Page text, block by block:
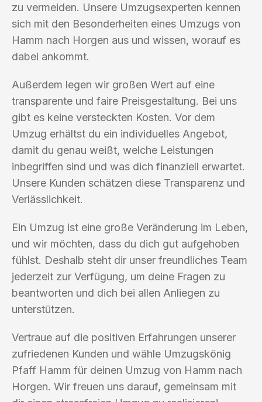
zu vermeiden. Unsere Umzugsexperten kennen
sich mit den Besonderheiten eines Umzugs von
Hamm nach Horgen aus und wissen, worauf es
dabei ankommt.
Außerdem legen wir großen Wert auf eine
transparente und faire Preisgestaltung. Bei uns
gibt es keine versteckten Kosten. Vor dem
Umzug erhältst du ein individuelles Angebot,
damit du genau weißt, welche Leistungen
inbegriffen sind und was dich finanziell erwartet.
Unsere Kunden schätzen diese Transparenz und
Verlässlichkeit.
Ein Umzug ist eine große Veränderung im Leben,
und wir möchten, dass du dich gut aufgehoben
fühlst. Deshalb steht dir unser freundliches Team
jederzeit zur Verfügung, um deine Fragen zu
beantworten und dich bei allen Anliegen zu
unterstützen.
Vertraue auf die positiven Erfahrungen unserer
zufriedenen Kunden und wähle Umzugskönig
Pfaff Hamm für deinen Umzug von Hamm nach
Horgen. Wir freuen uns darauf, gemeinsam mit